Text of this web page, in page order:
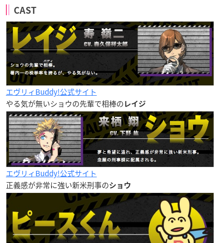
CAST
エヴリィBuddy!公式サイト
やる気が無いショウの先輩で相棒の レイジ
エヴリィBuddy!公式サイト
正義感が非常に強い新米刑事のショウ